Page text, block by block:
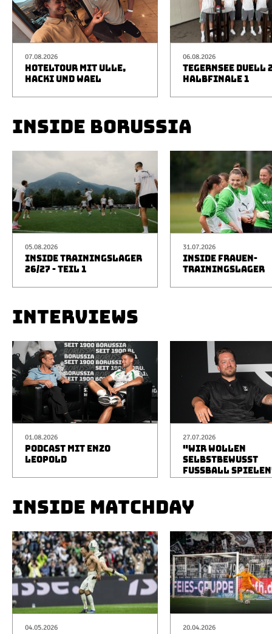
07.08.2026
HOTELTOUR MIT ULLE,
HACKI UND WAEL
06.08.2026
TEGERNSEE DUELL
HALBFINALE 1
INSIDE BORUSSIA
05.08.2026
INSIDE TRAININGSLAGER
26/27 - TEIL 1
31.07.2026
INSIDE FRAUEN-
TRAININGSLAGER
INTERVIEWS
01.08.2026
PODCAST MIT ENZO
LEOPOLD
27.07.2026
"WIR WOLLEN
SELBSTBEWUSST
FUSSBALL
INSIDE MATCHDAY
04.05.2026 20.04.2026